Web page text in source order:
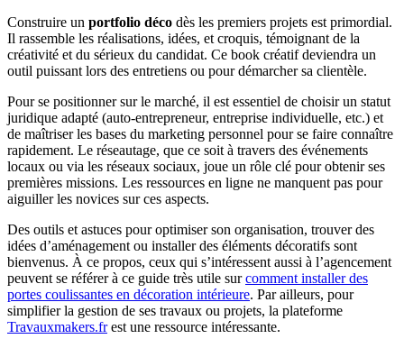
Construire un portfolio déco dès les premiers projets est primordial.
Il rassemble les réalisations, idées, et croquis, témoignant de la
créativité et du sérieux du candidat. Ce book créatif deviendra un
outil puissant lors des entretiens ou pour démarcher sa clientèle.
Pour se positionner sur le marché, il est essentiel de choisir un statut
juridique adapté (auto-entrepreneur, entreprise individuelle, etc.) et
de maîtriser les bases du marketing personnel pour se faire connaître
rapidement. Le réseautage, que ce soit à travers des événements
locaux ou via les réseaux sociaux, joue un rôle clé pour obtenir ses
premières missions. Les ressources en ligne ne manquent pas pour
aiguiller les novices sur ces aspects.
Des outils et astuces pour optimiser son organisation, trouver des
idées d’aménagement ou installer des éléments décoratifs sont
bienvenus. À ce propos, ceux qui s’intéressent aussi à l’agencement
peuvent se référer à ce guide très utile surcomment installer des
portes coulissantes en décoration intérieure. Par ailleurs, pour
simplifier la gestion de ses travaux ou projets, la plateforme
Travauxmakers.frest une ressource intéressante.